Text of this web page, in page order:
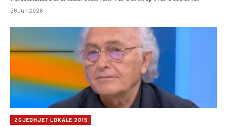
26 Jun 2026
ZGJEDHJET LOKALE 2015